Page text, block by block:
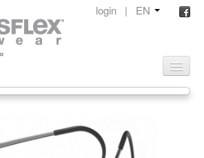
login | EN